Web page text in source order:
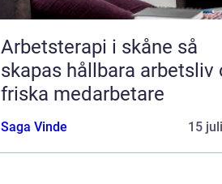
Arbetsterapi i skåne så
skapas hållbara arbetsliv
friska medarbetare
Saga Vinde 15